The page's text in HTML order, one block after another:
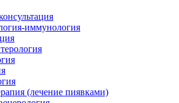
иммунология
(лечение пиявками)